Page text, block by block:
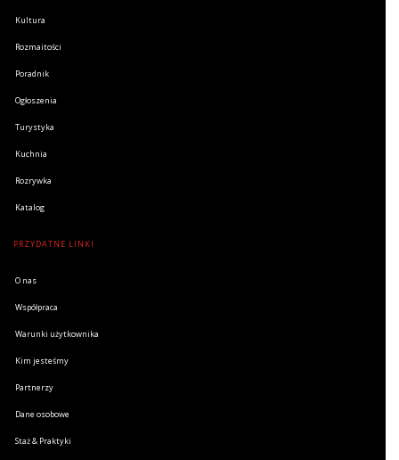
Kultura
Rozmaitości
Poradnik
Ogłoszenia
Turystyka
Kuchnia
Rozrywka
Katalog
PRZYDATNE LINKI
O nas
Współpraca
Warunki użytkownika
Kim jesteśmy
Partnerzy
Dane osobowe
Staż & Praktyki